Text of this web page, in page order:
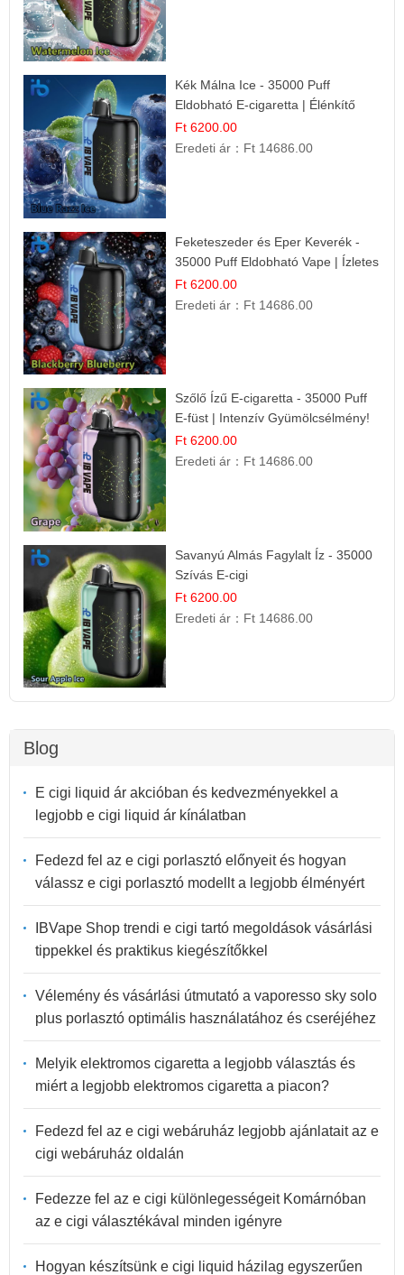
Kék Málna Ice - 35000 Puff
Eldobható E-cigaretta | Élénkítő
Gyümölcsös Frissesség!
Ft 6200.00
Eredeti ár： Ft 14686.00
Feketeszeder és Eper Keverék -
35000 Puff Eldobható Vape | Ízletes
Gyümölcsökombináció!
Ft 6200.00
Eredeti ár： Ft 14686.00
Szőlő Ízű E-cigaretta - 35000 Puff
E-füst | Intenzív Gyümölcsélmény!
Ft 6200.00
Eredeti ár： Ft 14686.00
Savanyú Almás Fagylalt Íz - 35000
Szívás E-cigi
Ft 6200.00
Eredeti ár： Ft 14686.00
Blog
E cigi liquid ár akcióban és kedvezményekkel a
legjobb e cigi liquid ár kínálatban
Fedezd fel az e cigi porlasztó előnyeit és hogyan
válassz e cigi porlasztó modellt a legjobb élményért
IBVape Shop trendi e cigi tartó megoldások vásárlási
tippekkel és praktikus kiegészítőkkel
Vélemény és vásárlási útmutató a vaporesso sky solo
plus porlasztó optimális használatához és cseréjéhez
Melyik elektromos cigaretta a legjobb választás és
miért a legjobb elektromos cigaretta a piacon?
Fedezd fel az e cigi webáruház legjobb ajánlatait az e
cigi webáruház oldalán
Fedezze fel az e cigi különlegességeit Komárnóban
az e cigi választékával minden igényre
Hogyan készítsünk e cigi liquid házilag egyszerűen